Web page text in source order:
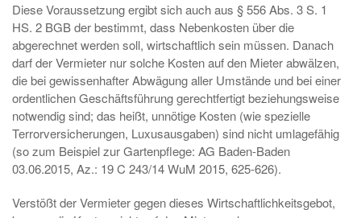
Diese Voraussetzung ergibt sich auch aus § 556 Abs. 3 S. 1
HS. 2 BGB der bestimmt, dass Nebenkosten über die
abgerechnet werden soll, wirtschaftlich sein müssen. Danach
darf der Vermieter nur solche Kosten auf den Mieter abwälzen,
die bei gewissenhafter Abwägung aller Umstände und bei einer
ordentlichen Geschäftsführung gerechtfertigt beziehungsweise
notwendig sind; das heißt, unnötige Kosten (wie spezielle
Terrorversicherungen, Luxusausgaben) sind nicht umlagefähig
(so zum Beispiel zur Gartenpflege: AG Baden-Baden
03.06.2015, Az.: 19 C 243/14 WuM 2015, 625-626).
Verstößt der Vermieter gegen dieses Wirtschaftlichkeitsgebot,